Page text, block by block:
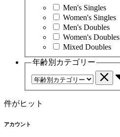
Men's Singles
Women's Singles
Men's Doubles
Women's Doubles
Mixed Doubles
年齢別カテゴリー
件がヒット
アカウント